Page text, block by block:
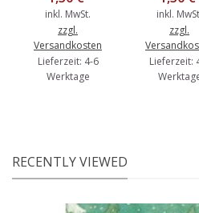
inkl. MwSt.
zzgl.
Versandkosten
Lieferzeit: 4-6
Werktage
inkl.
zzgl.
Lieferzeit:
RECENTLY VIEWED